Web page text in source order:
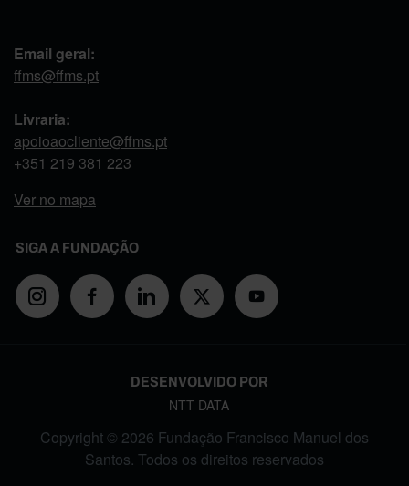
Email geral:
ffms@ffms.pt
Livraria:
apoioaocliente@ffms.pt
+351 219 381 223
Ver no mapa
SIGA A FUNDAÇÃO
DESENVOLVIDO POR
NTT DATA
Copyright © 2026 Fundação Francisco Manuel dos
Santos. Todos os direitos reservados